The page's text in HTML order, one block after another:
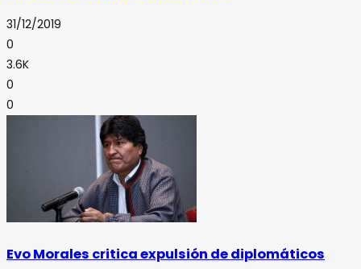
31/12/2019
0
3.6K
0
0
Evo Morales critica expulsión de diplomáticos